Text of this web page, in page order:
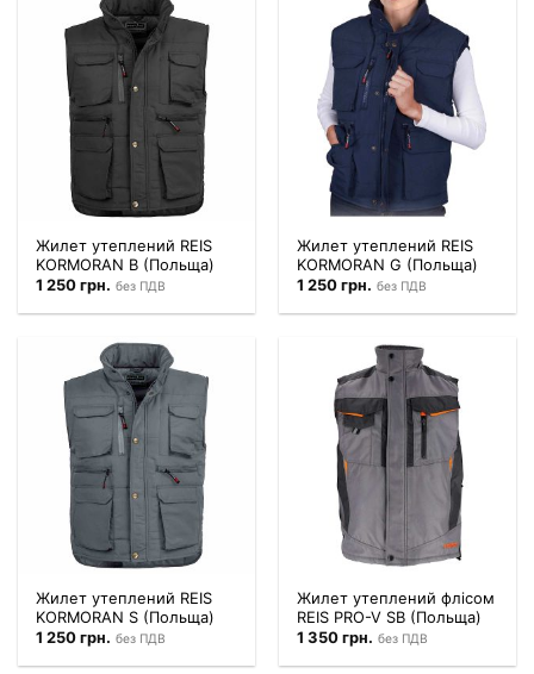
Жилет утеплений REIS
KORMORAN B (Польща)
1 250грн. без ПДВ
Жилет утеплений REIS
KORMORAN G (Польща)
1 250грн. без ПДВ
Жилет утеплений REIS
KORMORAN S (Польща)
1 250грн. без ПДВ
Жилет утеплений флісом
REIS PRO-V SB (Польща)
1 350грн. без ПДВ